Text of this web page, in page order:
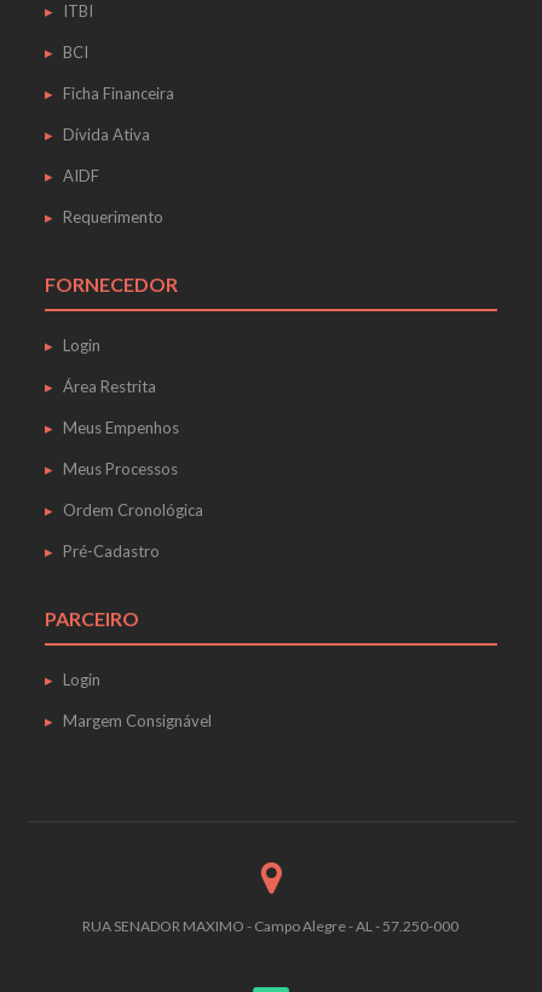
ITBI
BCI
Ficha Financeira
Dívida Ativa
AIDF
Requerimento
FORNECEDOR
Login
Área Restrita
Meus Empenhos
Meus Processos
Ordem Cronológica
Pré-Cadastro
PARCEIRO
Login
Margem Consignável
RUA SENADOR MAXIMO - Campo Alegre - AL - 57.250-000